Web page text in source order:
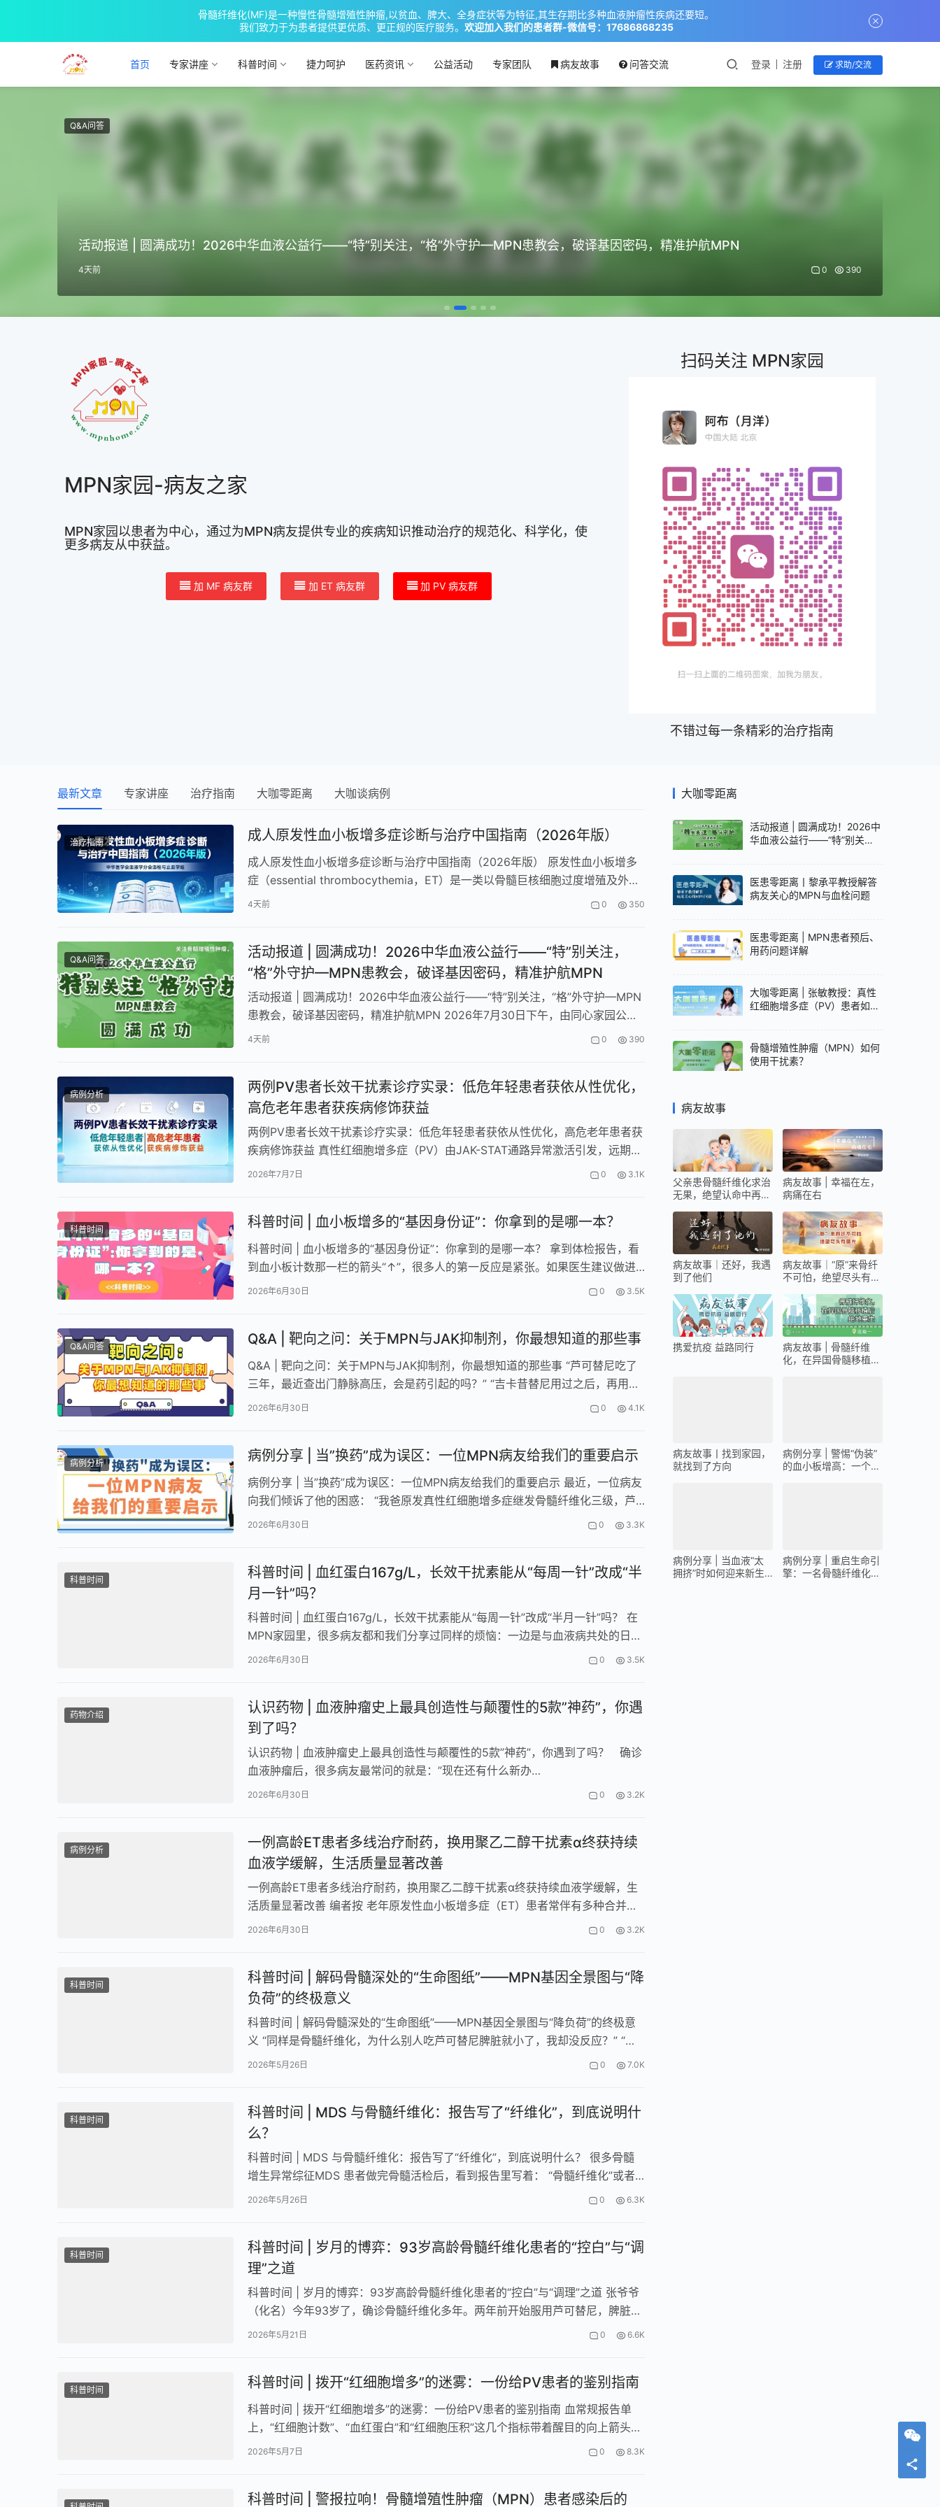
首页 专家讲座 科普时间 捷力呵护 医药资讯 公益活动 专家团队 病友故事 问答交流 登录 注册 求助/交流
活动报道 | 圆满成功！2026中华血液公益行——“特”别关注，“格”外守护—MPN患教会，破译基因密码，精准护航MPN
4天前 0 390
Q&A问答
MPN家园-病友之家
MPN家园以患者为中心，通过为MPN病友提供专业的疾病知识推动治疗的规范化、科学化，使
更多病友从中获益。
加 MF 病友群 加 ET 病友群 加 PV 病友群
扫码关注 MPN家园
不错过每一条精彩的治疗指南
最新文章 专家讲座 治疗指南 大咖零距离 大咖谈病例
治疗指南 成人原发性血小板增多症诊断与治疗中国指南（2026年版）
成人原发性血小板增多症诊断与治疗中国指南（2026年版） 原发性血小板增多
症（essential thrombocythemia，ET）是一类以骨髓巨核细胞过度增殖及外周
血血小板计…
4天前 0 350
Q&A问答
活动报道 | 圆满成功！2026中华血液公益行——“特”别关注，
“格”外守护—MPN患教会，破译基因密码，精准护航MPN
活动报道 | 圆满成功！2026中华血液公益行——“特”别关注，“格”外守护—MPN
患教会，破译基因密码，精准护航MPN 2026年7月30日下午，由同心家园公益
基金会主办的202…
4天前 0 390
病例分析
两例PV患者长效干扰素诊疗实录：低危年轻患者获依从性优化，
高危老年患者获疾病修饰获益
两例PV患者长效干扰素诊疗实录：低危年轻患者获依从性优化，高危老年患者获
疾病修饰获益 真性红细胞增多症（PV）由JAK-STAT通路异常激活引发，远期存
在血栓、骨髓纤维化甚至恶性转…
2026年7月7日 0 3.1K
科普时间 科普时间 | 血小板增多的“基因身份证”：你拿到的是哪一本？
科普时间 | 血小板增多的“基因身份证”：你拿到的是哪一本？ 拿到体检报告，看
到血小板计数那一栏的箭头“↑”，很多人的第一反应是紧张。如果医生建议做进
一步基因检测，那就更焦虑了——…
2026年6月30日 0 3.5K
Q&A问答 Q&A | 靶向之问：关于MPN与JAK抑制剂，你最想知道的那些事
Q&A | 靶向之问：关于MPN与JAK抑制剂，你最想知道的那些事 “芦可替尼吃了
三年，最近查出门静脉高压，会是药引起的吗？” “吉卡昔替尼用过之后，再用芦
可替尼，会不会加…
2026年6月30日 0 4.1K
病例分析 病例分享 | 当”换药”成为误区：一位MPN病友给我们的重要启示
病例分享 | 当”换药”成为误区：一位MPN病友给我们的重要启示 最近，一位病友
向我们倾诉了他的困惑： “我爸原发真性红细胞增多症继发骨髓纤维化三级，芦
可替…
2026年6月30日 0 3.3K
科普时间
科普时间 | 血红蛋白167g/L，长效干扰素能从“每周一针”改成“半
月一针”吗？
科普时间 | 血红蛋白167g/L，长效干扰素能从“每周一针”改成“半月一针”吗？ 在
MPN家园里，很多病友都和我们分享过同样的烦恼：一边是与血液病共处的日
常，一边是长期规律打针带…
2026年6月30日 0 3.5K
药物介绍
认识药物 | 血液肿瘤史上最具创造性与颠覆性的5款”神药”，你遇
到了吗？
认识药物 | 血液肿瘤史上最具创造性与颠覆性的5款”神药”，你遇到了吗？ 确诊
血液肿瘤后，很多病友最常问的就是：”现在还有什么新办…
2026年6月30日 0 3.2K
病例分析
一例高龄ET患者多线治疗耐药，换用聚乙二醇干扰素α终获持续
血液学缓解，生活质量显著改善
一例高龄ET患者多线治疗耐药，换用聚乙二醇干扰素α终获持续血液学缓解，生
活质量显著改善 编者按 老年原发性血小板增多症（ET）患者常伴有多种合并
症，治疗选择更为复杂。本期分享一例7…
2026年6月30日 0 3.2K
科普时间
科普时间 | 解码骨髓深处的“生命图纸”——MPN基因全景图与“降
负荷”的终极意义
科普时间 | 解码骨髓深处的“生命图纸”——MPN基因全景图与“降负荷”的终极意
义 “同样是骨髓纤维化，为什么别人吃芦可替尼脾脏就小了，我却没反应？” “我
查出来JAK2突变阳性，…
2026年5月26日 0 7.0K
科普时间
科普时间 | MDS 与骨髓纤维化：报告写了“纤维化”，到底说明什
么？
科普时间 | MDS 与骨髓纤维化：报告写了“纤维化”，到底说明什么？ 很多骨髓
增生异常综征MDS 患者做完骨髓活检后，看到报告里写着： “骨髓纤维化”或者
“网状纤维增多”。 这时…
2026年5月26日 0 6.3K
科普时间
科普时间 | 岁月的博弈：93岁高龄骨髓纤维化患者的“控白”与“调
理”之道
科普时间 | 岁月的博弈：93岁高龄骨髓纤维化患者的“控白”与“调理”之道 张爷爷
（化名）今年93岁了，确诊骨髓纤维化多年。两年前开始服用芦可替尼，脾脏大
得顶得吃不下饭，吃了药确实…
2026年5月21日 0 6.6K
科普时间 科普时间 | 拨开“红细胞增多”的迷雾：一份给PV患者的鉴别指南
科普时间 | 拨开“红细胞增多”的迷雾：一份给PV患者的鉴别指南 血常规报告单
上，“红细胞计数”、“血红蛋白”和“红细胞压积”这几个指标带着醒目的向上箭头
时，患者的疑惑和担忧随之而…
2026年5月7日 0 8.3K
科普时间 | 警报拉响！骨髓增殖性肿瘤（MPN）患者感染后的
大咖零距离
活动报道 | 圆满成功！2026中
华血液公益行——“特”别关
MPN
医患零距离丨黎承平教授解答
病友关心的MPN与血栓问题
医患零距离 | MPN患者预后、
用药问题详解
大咖零距离 | 张敏教授：真性
红细胞增多症（PV）患者如何
骨髓增殖性肿瘤（MPN）如何
使用干扰素？
病友故事
父亲患骨髓纤维化求治
无果，绝望认命中再遇
病友故事 | 幸福在左，
病痛在右
病友故事｜还好，我遇
到了他们
病友故事｜“原”来骨纤
不可怕，绝望尽头有曙
携爱抗疫 益路同行
病友故事 | 骨髓纤维
化，在异国骨髓移植后
岁男孩的pre-PMF确诊
启示录
命：一位ET妈妈的六年
求子路
骨髓纤维化(MF)是一种慢性骨髓增殖性肿瘤,以贫血、脾大、全身症状等为特征,其生存期比多种血液肿瘤性疾病还要短。
我们致力于为患者提供更优质、更正规的医疗服务。 欢迎加入我们的患者群-微信号：17686868235